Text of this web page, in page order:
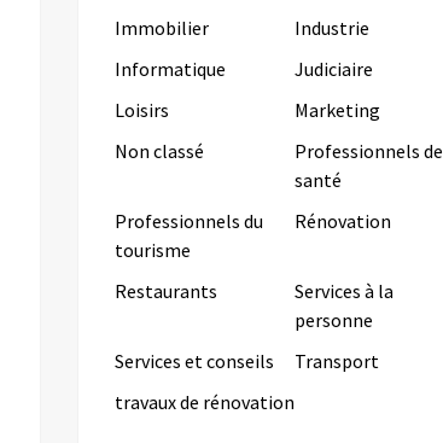
Immobilier
Industrie
Informatique
Judiciaire
Loisirs
Marketing
Non classé
Professionnels de
santé
Professionnels du
tourisme
Rénovation
Restaurants
Services à la
personne
Services et conseils
Transport
travaux de rénovation